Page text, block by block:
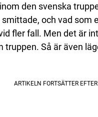
den svenska
och vad som
fler fall. Men det är
truppen. Så är även